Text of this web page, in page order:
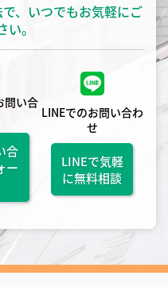
、いつでもお気軽にご
。
問い合
合
ー
LINEでのお問い合わ
せ
LINEで気軽
に無料相談